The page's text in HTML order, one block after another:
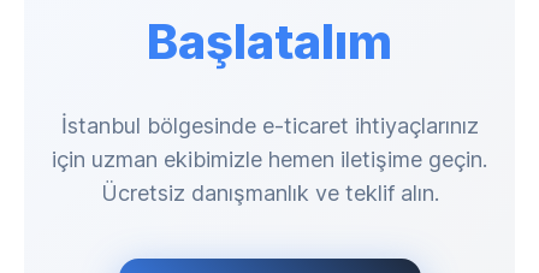
Başlatalım
İstanbul bölgesinde e-ticaret ihtiyaçlarınız
için uzman ekibimizle hemen iletişime geçin.
Ücretsiz danışmanlık ve teklif alın.